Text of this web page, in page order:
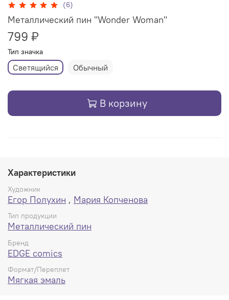
(6)
Металлический пин "Wonder Woman"
799 ₽
Тип значка
Светящийся Обычный
В корзину
Характеристики
Художник
Егор Полухин , Мария Копченова
Тип продукции
Металлический пин
Бренд
EDGE comics
Формат/Переплет
Мягкая эмаль